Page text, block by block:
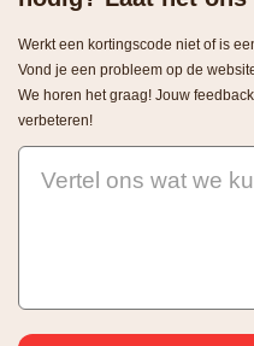
Werkt een kortingscode niet of is
Vond je een probleem op de
We horen het graag! Jouw
verbeteren!
Vertel ons wat we